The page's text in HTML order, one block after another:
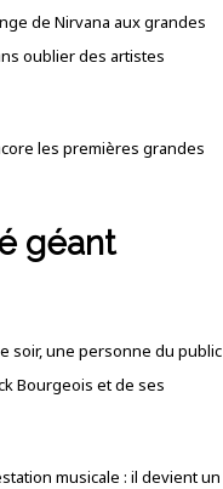
de Nirvana aux grandes
oublier des artistes
les premières grandes
géant
soir, une personne du public
Bourgeois et de ses
musicale : il devient un